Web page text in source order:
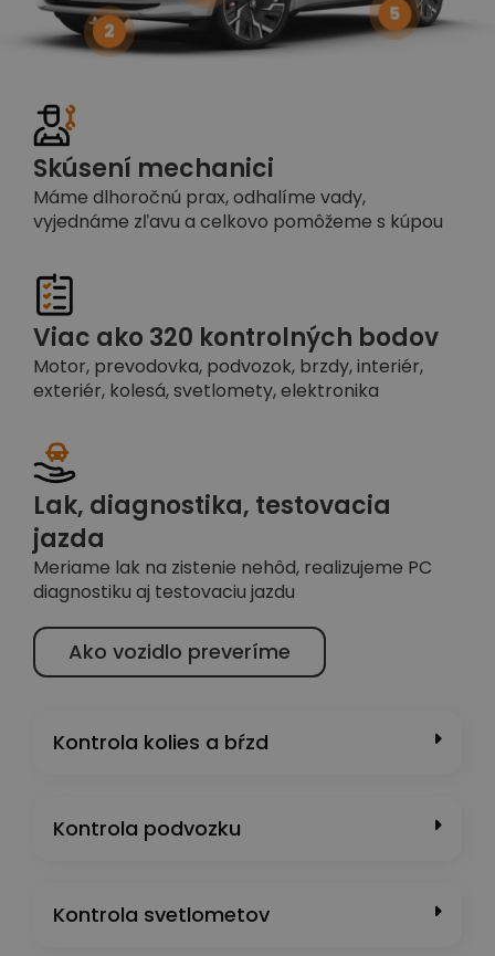
Skúsení mechanici
Máme dlhoročnú prax, odhalíme vady,
vyjednáme zľavu a celkovo pomôžeme s kúpou
Viac ako 320 kontrolných bodov
Motor, prevodovka, podvozok, brzdy, interiér,
exteriér, kolesá, svetlomety, elektronika
Lak, diagnostika, testovacia
jazda
Meriame lak na zistenie nehôd, realizujeme PC
diagnostiku aj testovaciu jazdu
Ako vozidlo preveríme
2
5
Kontrola kolies a bŕzd
Kontrola podvozku
Kontrola svetlometov